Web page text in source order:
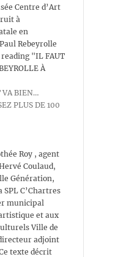
Centre d’Art
à
en
Rebeyrolle
"IL FAUT
À
VA BIEN…
PLUS DE 100
Roy , agent
Coulaud,
Génération,
SPL C’Chartres
municipal
et aux
Ville de
adjoint
texte décrit